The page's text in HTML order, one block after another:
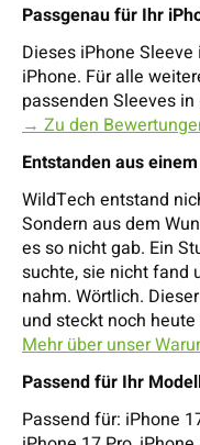
Passgenau für Ihr
Dieses iPhone
iPhone. Für alle
passenden Sleeves
→ Zu den
Entstanden aus
WildTech entstand
Sondern aus dem
es so nicht gab. Ein
suchte, sie nicht fand
nahm. Wörtlich.
und steckt noch
Mehr über unser
Passend für Ihr
Passend für: iPhone